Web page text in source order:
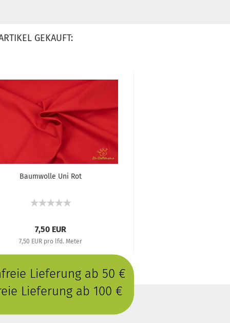
GEKAUFT:
Baumwolle Uni Rot
7,50 EUR
7,50 EUR pro lfd. Meter
Lieferung ab 50 €
Lieferung ab 100 €